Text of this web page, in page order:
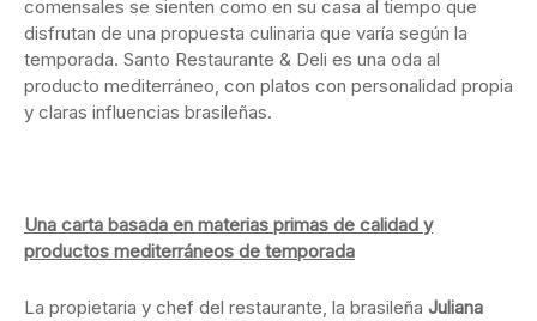
comensales se sienten como en su casa al tiempo que
disfrutan de una propuesta culinaria que varía según la
temporada. Santo Restaurante & Deli es una oda al
producto mediterráneo, con platos con personalidad propia
y claras influencias brasileñas.
Una carta basada en materias primas de calidad y
productos mediterráneos de temporada
La propietaria y chef del restaurante, la brasileña Juliana